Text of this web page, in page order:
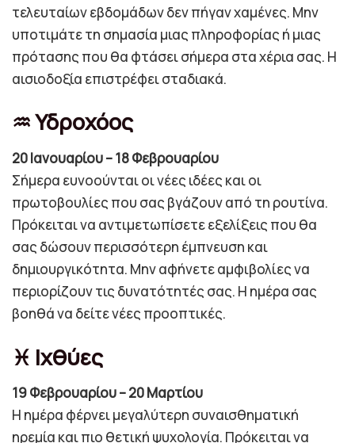
τελευταίων εβδομάδων δεν πήγαν χαμένες. Μην
υποτιμάτε τη σημασία μιας πληροφορίας ή μιας
πρότασης που θα φτάσει σήμερα στα χέρια σας. Η
αισιοδοξία επιστρέφει σταδιακά.
♒ Υδροχόος
20 Ιανουαρίου – 18 Φεβρουαρίου
Σήμερα ευνοούνται οι νέες ιδέες και οι
πρωτοβουλίες που σας βγάζουν από τη ρουτίνα.
Πρόκειται να αντιμετωπίσετε εξελίξεις που θα
σας δώσουν περισσότερη έμπνευση και
δημιουργικότητα. Μην αφήνετε αμφιβολίες να
περιορίζουν τις δυνατότητές σας. Η ημέρα σας
βοηθά να δείτε νέες προοπτικές.
♓ Ιχθύες
19 Φεβρουαρίου – 20 Μαρτίου
Η ημέρα φέρνει μεγαλύτερη συναισθηματική
ηρεμία και πιο θετική ψυχολογία. Πρόκειται να